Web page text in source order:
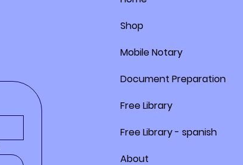
Shop
Mobile Notary
Document Preparation
Free Library
Free Library - spanish
About